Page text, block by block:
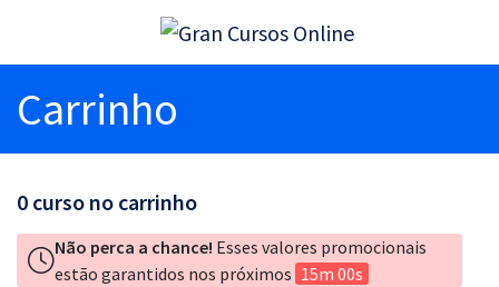
Carrinho
0 curso no carrinho
Não perca a chance! Esses valores promocionais
estão garantidos nos próximos 15m 00s